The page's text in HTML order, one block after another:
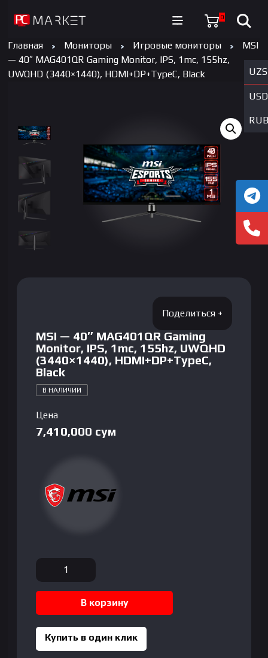
0
UZS
USD
RUB
Главная Мониторы Игровые мониторы
MSI
— 40″ MAG401QR Gaming Monitor, IPS, 1mc, 155hz,
UWQHD (3440×1440), HDMI+DP+TypeC, Black
MSI — 40″ MAG401QR Gaming
Monitor, IPS, 1mc, 155hz, UWQHD
(3440×1440), HDMI+DP+TypeC,
Black
В НАЛИЧИИ
Цена
7,410,000 сум
Количество
товара
MSI
MAG401QR
Gaming
В корзину
Купить в один клик